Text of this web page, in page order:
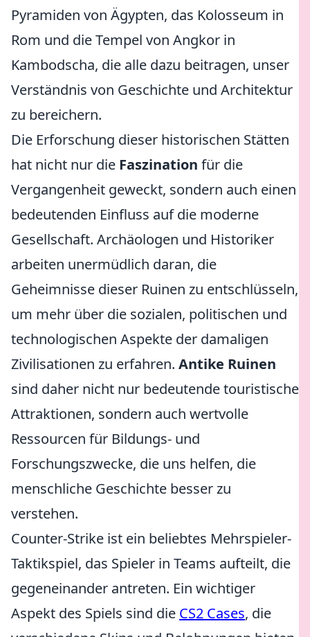
Pyramiden von Ägypten, das Kolosseum in
Rom und die Tempel von Angkor in
Kambodscha, die alle dazu beitragen, unser
Verständnis von Geschichte und Architektur
zu bereichern.
Die Erforschung dieser historischen Stätten
hat nicht nur die Faszination für die
Vergangenheit geweckt, sondern auch einen
bedeutenden Einfluss auf die moderne
Gesellschaft. Archäologen und Historiker
arbeiten unermüdlich daran, die
Geheimnisse dieser Ruinen zu entschlüsseln,
um mehr über die sozialen, politischen und
technologischen Aspekte der damaligen
Zivilisationen zu erfahren. Antike Ruinen
sind daher nicht nur bedeutende touristische
Attraktionen, sondern auch wertvolle
Ressourcen für Bildungs- und
Forschungszwecke, die uns helfen, die
menschliche Geschichte besser zu
verstehen.
Counter-Strike ist ein beliebtes Mehrspieler-
Taktikspiel, das Spieler in Teams aufteilt, die
gegeneinander antreten. Ein wichtiger
Aspekt des Spiels sind die CS2 Cases, die